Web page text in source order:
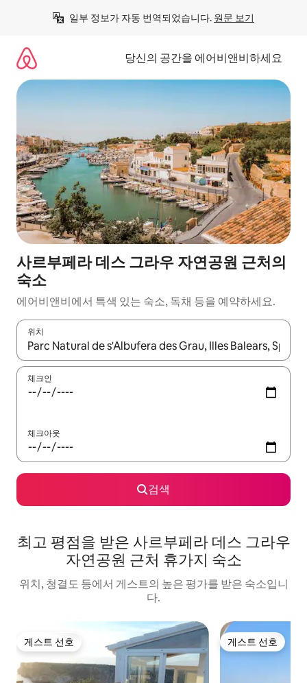
일부 정보가 자동 번역되었습니다. 원문 보기
당신의 공간을 에어비앤비하세요
사르부페라 데스 그라우 자연공원 근처의
숙소
에어비앤비에서 특색 있는 숙소, 독채 등을 예약하세요.
위치
결과가 나오면 위·아래 화살표 키를 사용하거나 터치 또는 스와이
체크인
체크아웃
검색
최고 평점을 받은 사르부페라 데스 그라우
자연공원 근처 휴가지 숙소
위치, 청결도 등에서 게스트의 높은 평가를 받은 숙소입니
다.
게스트 선호
게스트 선호 게스트 선호
게스트 선호